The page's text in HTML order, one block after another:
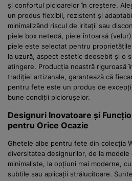
și confortul picioarelor în creștere.
un produs flexibil, rezistent și
minimalizând riscul de iritații sau
piele box netedă, piele întoarsă
piele este selectat pentru
la uzură, aspect estetic deosebit și o
atingere. Producția noastră riguroasă
tradiției artizanale, garantează că
pentru fete este un produs de
bune condiții piciorușelor.
Designuri Inovatoare și
pentru Orice Ocazie
Ghetele albe pentru fete din colecția
diversitatea designurilor, de la
minimaliste, la opțiuni mai moderne,
subtile sau aplicații strălucitoare.